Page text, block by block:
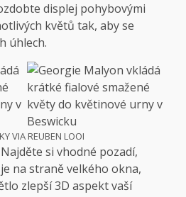
displej pohybovými
květů tak, aby se
úhlech.
VIA REUBEN LOOI
si vhodné pozadí,
na straně velkého okna,
zlepší 3D aspekt vaší